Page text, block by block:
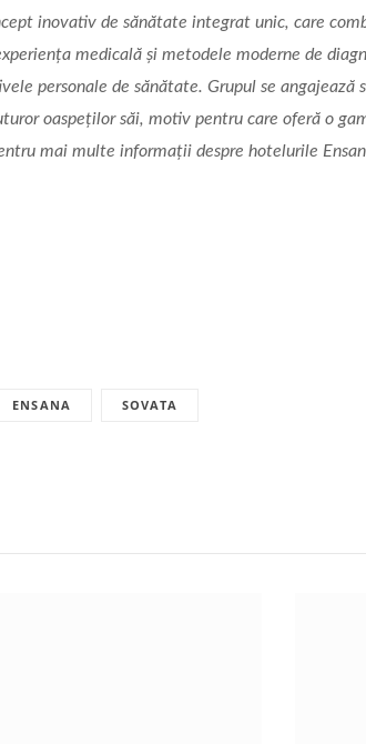
inovativ de sănătate integrat unic, care
medicală și metodele moderne de
personale de sănătate. Grupul se angajează
oaspeților săi, motiv pentru care oferă o
mai multe informații despre hotelurile
ENSANA SOVATA